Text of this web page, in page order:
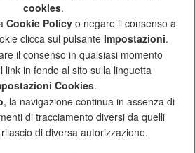
US
cookies.
Cookie Policyo negare il consenso a
clicca sul pulsante Impostazioni.
il consenso in qualsiasi momento
link in fondo al sito sulla linguetta
Cookies.
, la navigazione continua in assenza di
di tracciamento diversi da quelli
di diversa autorizzazione.